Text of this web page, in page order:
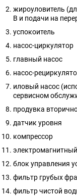
жироуловитель
В и подачи на
успокоитель
насос-циркулятор
главный насос
насос-
иловый насос
сервисном
продувка
датчик уровня
компрессор
блок управления
фильтр грубых
фильтр чистой